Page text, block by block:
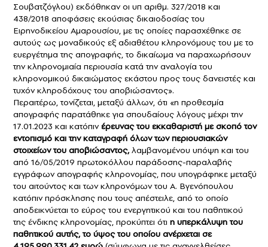
Σουβατζόγλου) εκδόθηκαν οι υπ αριθμ. 327/2018 και
438/2018 αποφάσεις εκούσιας δικαιοδοσίας του
Ειρηνοδικείου Αμαρουσίου, με τις οποίες παρασχέθηκε σε
αυτούς ως μοναδικούς εξ αδιαθέτου κληρονόμους του με το
ευεργέτημα της απογραφής, το δικαίωμα να παραχωρήσουν
την κληρονομιαία περιουσία κατά την αναλογία του
κληρονομικού δικαιώματος εκάστου προς τους δανειστές και
τυχόν κληροδόχους του αποβιώσαντος».
Περαιτέρω, τονίζεται, μεταξύ άλλων, ότι «η προθεσμία
απογραφής παρατάθηκε για σπουδαίους λόγους μέχρι την
17.01.2023 και κατόπινέρευνας του εκκαθαριστή με σκοπό τον
εντοπισμό και την καταγραφή όλων των περιουσιακών
στοιχείων του αποβιώσαντος,λαμβανομένου υπόψη και του
από 16/05/2019 πρωτοκόλλου παράδοσης-παραλαβής
εγγράφων απογραφής κληρονομίας, που υπογράφηκε μεταξύ
του αιτούντος και των κληρονόμων του Α. Βγενόπουλου
κατόπιν πρόσκλησης που τους απέστειλε, από το οποίο
αποδεικνύεται το εύρος του ενεργητικού και του παθητικού
της ένδικης κληρονομίας, προκύπτει ότι η υπερκάλυψη του
παθητικού αυτής, το ύψος του οποίου ανέρχεται σε